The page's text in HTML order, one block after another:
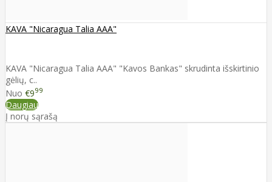
KAVA "Nicaragua Talia AAA"
KAVA "Nicaragua Talia AAA" "Kavos Bankas" skrudinta išskirtinio
gėlių, c..
Nuo €999
Daugiau
Į norų sąrašą